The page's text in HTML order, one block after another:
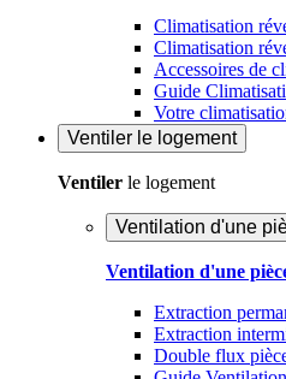
Climatisation
Climatisation
Accessoires de
Guide
Votre
Ventiler le logement
Ventiler le logement
Ventilation d'une
Ventilation d'une
Extraction
Extraction
Double flux